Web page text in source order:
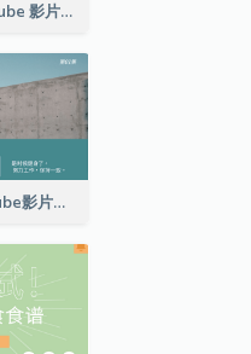
有趣的狗零食 YouTube 影片缩图
核心锻炼健身YouTube影片缩图